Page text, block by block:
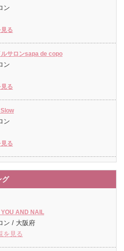
ン
る
サロンsapa de copo
ン
る
ン
る
グ
AND NAIL
ン / 大阪府
を見る